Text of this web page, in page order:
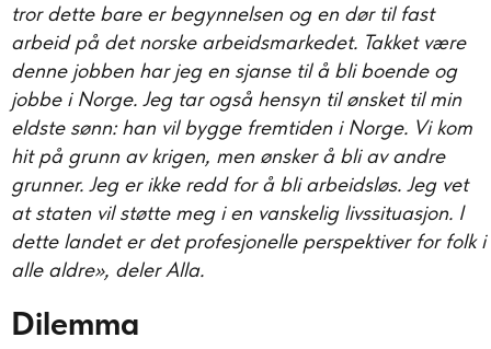
tror dette bare er begynnelsen og en dør til fast
arbeid på det norske arbeidsmarkedet. Takket være
denne jobben har jeg en sjanse til å bli boende og
jobbe i Norge. Jeg tar også hensyn til ønsket til min
eldste sønn: han vil bygge fremtiden i Norge. Vi kom
hit på grunn av krigen, men ønsker å bli av andre
grunner. Jeg er ikke redd for å bli arbeidsløs. Jeg vet
at staten vil støtte meg i en vanskelig livssituasjon. I
dette landet er det profesjonelle perspektiver for folk i
alle aldre», deler Alla.
Dilemma